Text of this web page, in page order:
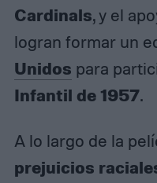
Cardinals, y el
logran formar un
Unidos para
Infantil de 1957.
A lo largo de la
prejuicios